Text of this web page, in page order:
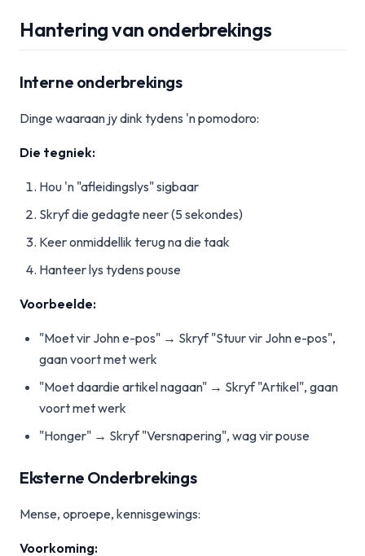
Hantering van onderbrekings
Interne onderbrekings
Dinge waaraan jy dink tydens 'n pomodoro:
Die tegniek:
Hou 'n "afleidingslys" sigbaar
Skryf die gedagte neer (5 sekondes)
Keer onmiddellik terug na die taak
Hanteer lys tydens pouse
Voorbeelde:
"Moet vir John e-pos" → Skryf "Stuur vir John e-pos",
gaan voort met werk
"Moet daardie artikel nagaan" → Skryf "Artikel", gaan
voort met werk
"Honger" → Skryf "Versnapering", wag vir pouse
Eksterne Onderbrekings
Mense, oproepe, kennisgewings:
Voorkoming: